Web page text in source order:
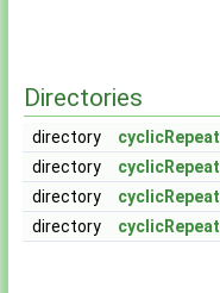
Directories
directory
directory
directory
directory